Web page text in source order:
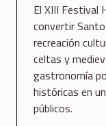
El XIII Festival
convertir
recreación
celtas y
gastronomía
históricas en
públicos.